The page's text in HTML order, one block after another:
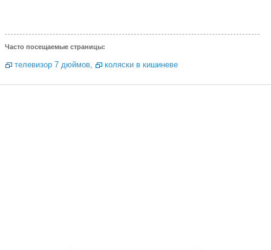
Часто посещаемые страницы:
телевизор 7 дюймов, коляски в кишиневе